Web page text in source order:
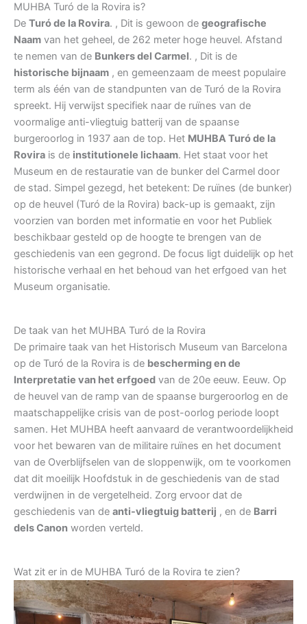
MUHBA Turó de la Rovira is?
De Turó de la Rovira. , Dit is gewoon de geografische
Naam van het geheel, de 262 meter hoge heuvel. Afstand
te nemen van de Bunkers del Carmel. , Dit is de
historische bijnaam , en gemeenzaam de meest populaire
term als één van de standpunten van de Turó de la Rovira
spreekt. Hij verwijst specifiek naar de ruïnes van de
voormalige anti-vliegtuig batterij van de spaanse
burgeroorlog in 1937 aan de top. Het MUHBA Turó de la
Rovira is de institutionele lichaam. Het staat voor het
Museum en de restauratie van de bunker del Carmel door
de stad. Simpel gezegd, het betekent: De ruïnes (de bunker)
op de heuvel (Turó de la Rovira) back-up is gemaakt, zijn
voorzien van borden met informatie en voor het Publiek
beschikbaar gesteld op de hoogte te brengen van de
geschiedenis van een gegrond. De focus ligt duidelijk op het
historische verhaal en het behoud van het erfgoed van het
Museum organisatie.
De taak van het MUHBA Turó de la Rovira
De primaire taak van het Historisch Museum van Barcelona
op de Turó de la Rovira is de bescherming en de
Interpretatie van het erfgoed van de 20e eeuw. Eeuw. Op
de heuvel van de ramp van de spaanse burgeroorlog en de
maatschappelijke crisis van de post-oorlog periode loopt
samen. Het MUHBA heeft aanvaard de verantwoordelijkheid
voor het bewaren van de militaire ruïnes en het document
van de Overblijfselen van de sloppenwijk, om te voorkomen
dat dit moeilijk Hoofdstuk in de geschiedenis van de stad
verdwijnen in de vergetelheid. Zorg ervoor dat de
geschiedenis van de anti-vliegtuig batterij , en de Barri
dels Canon worden verteld.
Wat zit er in de MUHBA Turó de la Rovira te zien?